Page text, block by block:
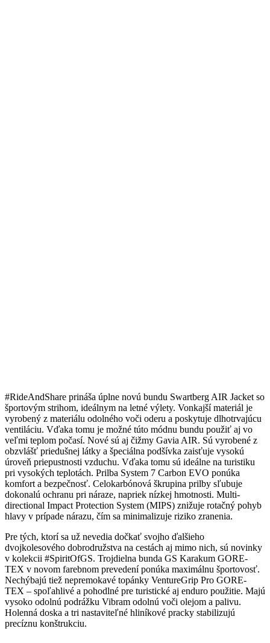
#RideAndShare prináša úplne novú bundu Swartberg AIR Jacket so
športovým strihom, ideálnym na letné výlety. Vonkajší materiál je
vyrobený z materiálu odolného voči oderu a poskytuje dlhotrvajúcu
ventiláciu. Vďaka tomu je možné túto módnu bundu použiť aj vo
veľmi teplom počasí. Nové sú aj čižmy Gavia AIR. Sú vyrobené z
obzvlášť priedušnej látky a špeciálna podšívka zaisťuje vysokú
úroveň priepustnosti vzduchu. Vďaka tomu sú ideálne na turistiku
pri vysokých teplotách. Prilba System 7 Carbon EVO ponúka
komfort a bezpečnosť. Celokarbónová škrupina prilby sľubuje
dokonalú ochranu pri náraze, napriek nízkej hmotnosti. Multi-
directional Impact Protection System (MIPS) znižuje rotačný pohyb
hlavy v prípade nárazu, čím sa minimalizuje riziko zranenia.
Pre tých, ktorí sa už nevedia dočkať svojho ďalšieho
dvojkolesového dobrodružstva na cestách aj mimo nich, sú novinky
v kolekcii #SpiritOfGS. Trojdielna bunda GS Karakum GORE-
TEX v novom farebnom prevedení ponúka maximálnu športovosť.
Nechýbajú tiež nepremokavé topánky VentureGrip Pro GORE-
TEX – spoľahlivé a pohodlné pre turistické aj enduro použitie. Majú
vysoko odolnú podrážku Vibram odolnú voči olejom a palivu.
Holenná doska a tri nastaviteľné hliníkové pracky stabilizujú
precíznu konštrukciu.